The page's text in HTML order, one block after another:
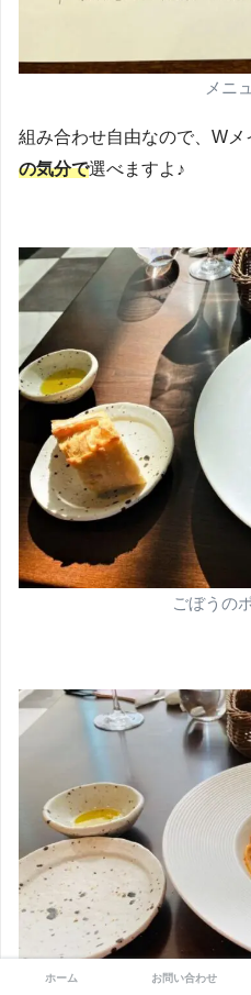
メニ
組み合わせ自由なので、W
の気分で選べますよ♪
ごぼうの
ホーム お問い合わせ